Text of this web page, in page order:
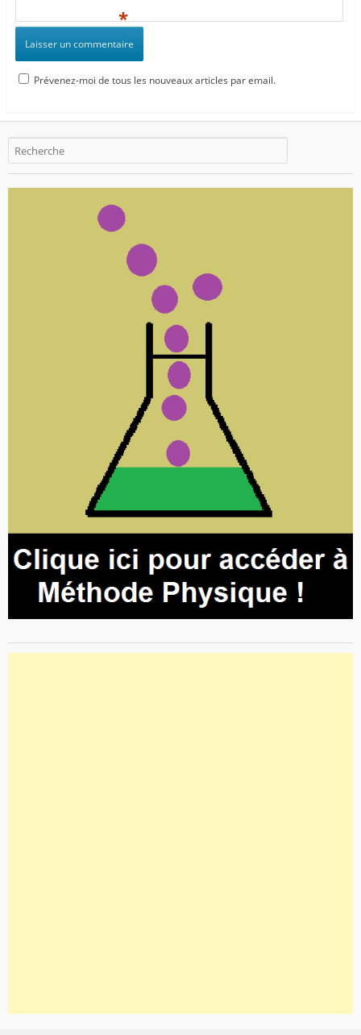
*
Prévenez-moi de tous les nouveaux articles par email.